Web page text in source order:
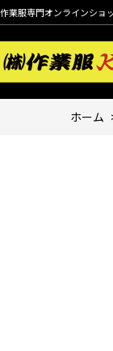
作業服専門オンラインショ
ホーム